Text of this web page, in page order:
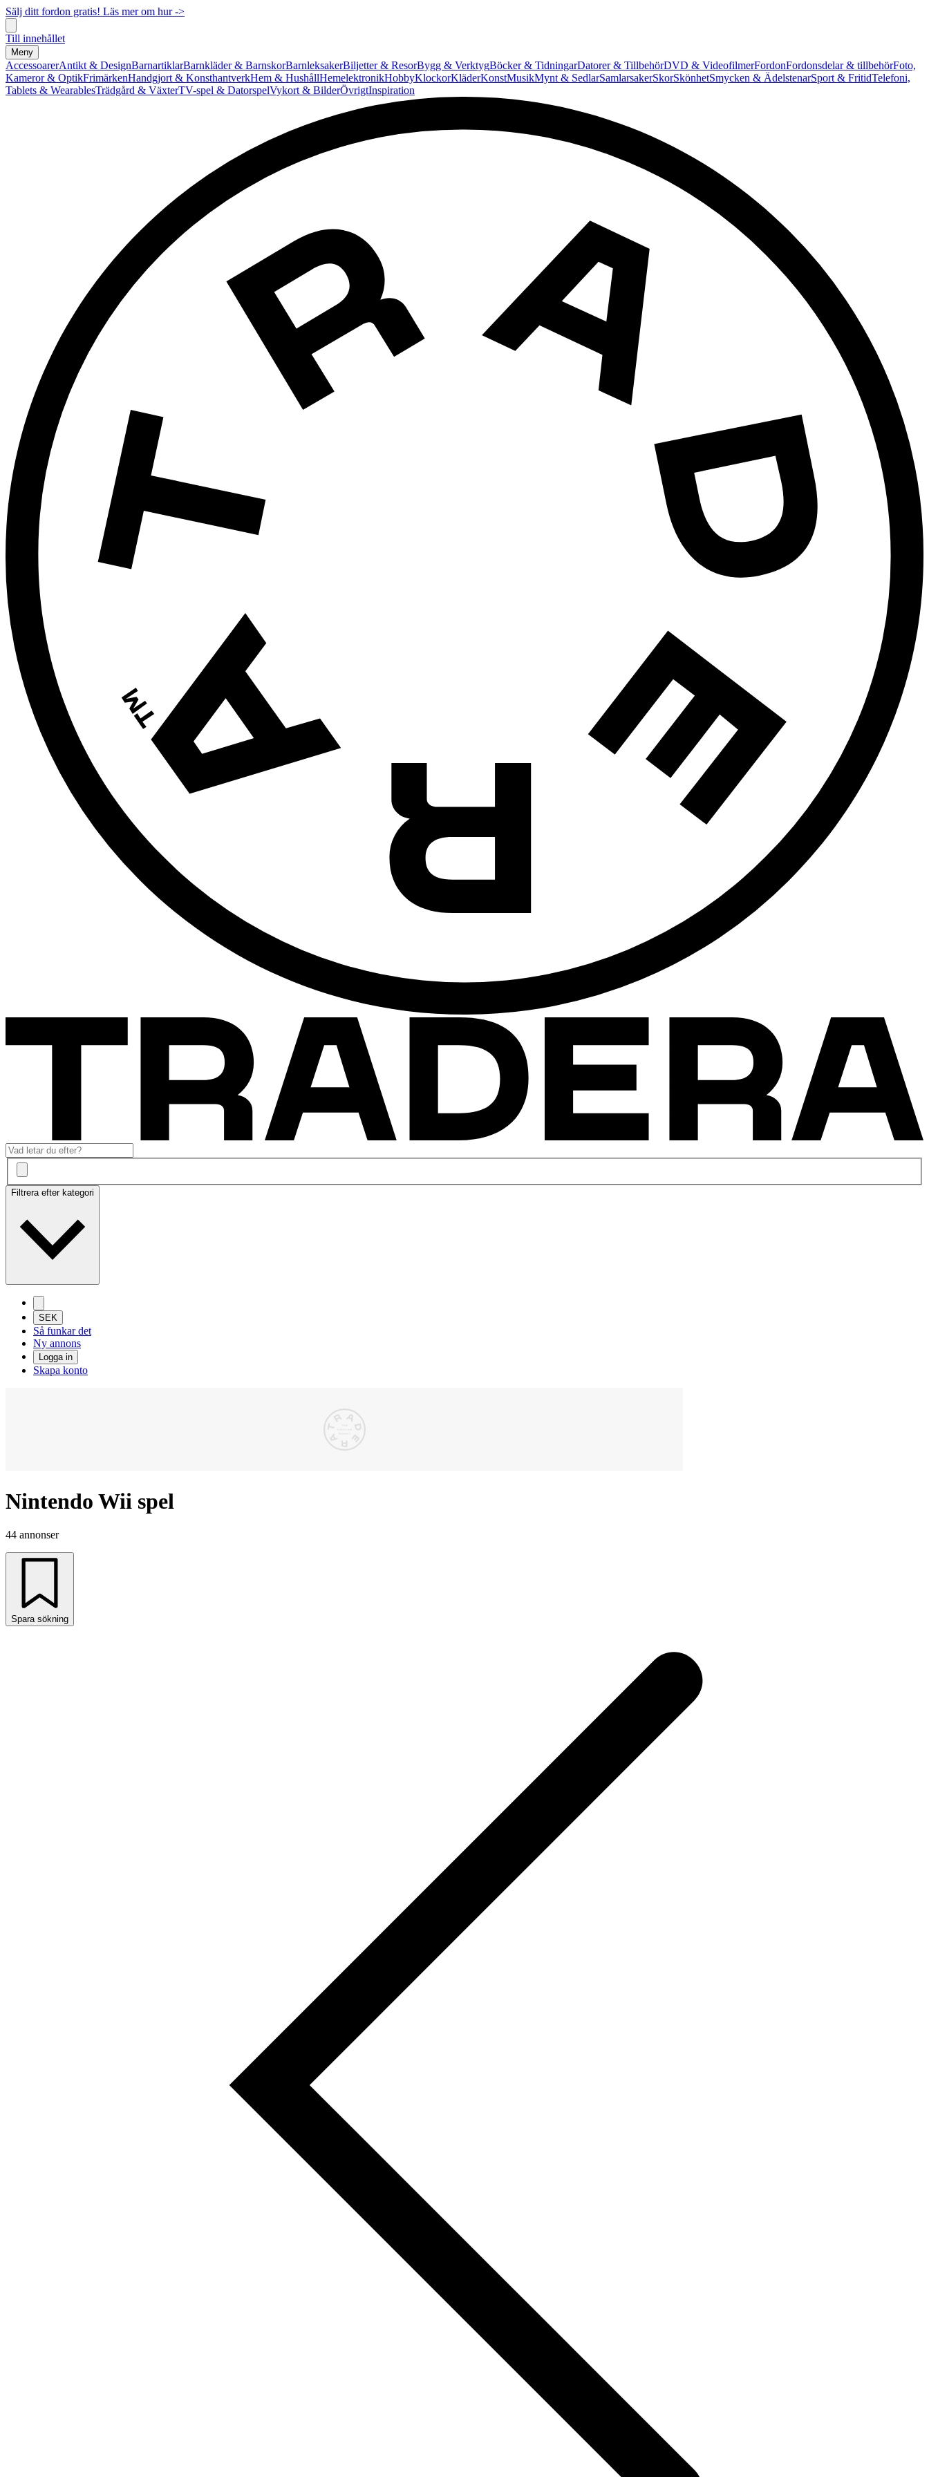
Sälj ditt fordon gratis! Läs mer om hur ->
Till innehållet
Meny
AccessoarerAntikt & DesignBarnartiklarBarnkläder & BarnskorBarnleksakerBiljetter & ResorBygg & VerktygBöcker & TidningarDatorer & TillbehörDVD & VideofilmerFordonFordonsdelar & tillbehörFoto,
Kameror & OptikFrimärkenHandgjort & KonsthantverkHem & HushållHemelektronikHobbyKlockorKläderKonstMusikMynt & SedlarSamlarsakerSkorSkönhetSmycken & ÄdelstenarSport & FritidTelefoni,
Tablets & WearablesTrädgård & VäxterTV-spel & DatorspelVykort & BilderÖvrigtInspiration
Filtrera efter kategori
SEK
Så funkar det
Ny annons
Logga in
Skapa konto
Nintendo Wii spel
44 annonser
Spara sökning